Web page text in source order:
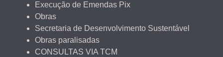
Execução de Emendas Pix
Obras
Secretaria de Desenvolvimento Sustentável
Obras paralisadas
CONSULTAS VIA TCM